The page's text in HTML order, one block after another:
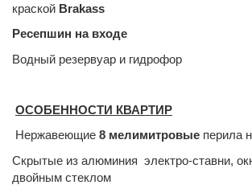
краской Brakass
Pесепшин на входе
Водный резервуар и гидрофор
ОСОБЕННОСТИ КВАРТИР
Нержавеющие 8 мелимитровые перила
Скрытые из алюминия электро-ставни,
двойным стеклом